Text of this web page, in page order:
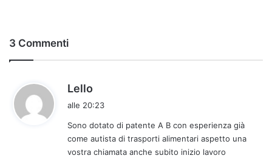
3 Commenti
Lello
e
t
t
alle 20:23
Sono dotato di patente A B con esperienza già
come autista di trasporti alimentari aspetto una
vostra chiamata anche subito inizio lavoro